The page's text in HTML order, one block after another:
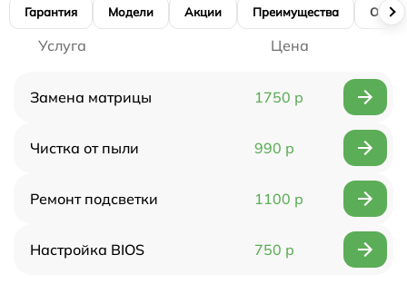
Гарантия Модели Акции Преимущества
Услуга Цена
Замена матрицы 1750 р
Чистка от пыли 990 р
Ремонт подсветки 1100 р
Настройка BIOS 750 р